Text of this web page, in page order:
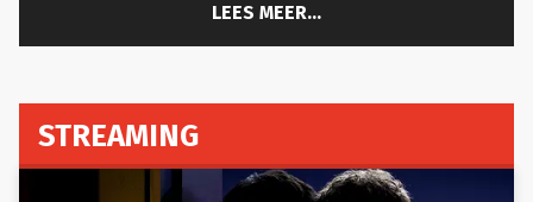
LEES MEER...
STREAMING